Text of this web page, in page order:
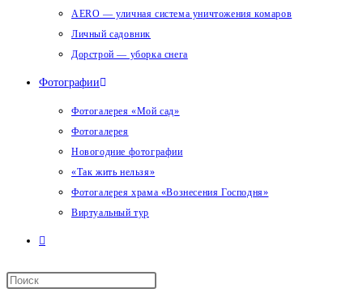
AERO — уличная система уничтожения комаров
Личный садовник
Дорстрой — уборка снега
Фотографии
Фотогалерея «Мой сад»
Фотогалерея
Новогодние фотографии
«Так жить нельзя»
Фотогалерея храма «Вознесения Господня»
Виртуальный тур
Переключить
поиск